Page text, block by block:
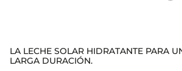
LA LECHE SOLAR HIDRATANTE PARA
LARGA DURACIÓN.